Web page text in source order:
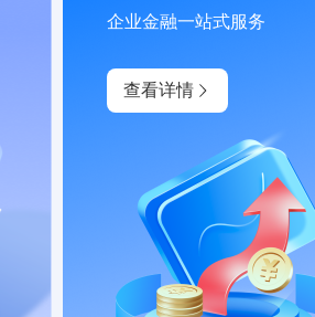
企业金融一站式服务
查看详情